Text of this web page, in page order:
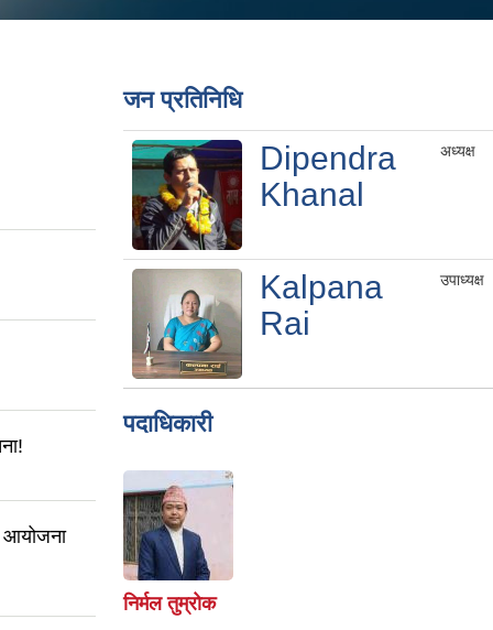
आयोजना
जन प्रतिनिधि
Dipendra
Khanal
अध्यक्ष
Kalpana
Rai
उपाध्यक्ष
पदाधिकारी
निर्मल तुम्रोक